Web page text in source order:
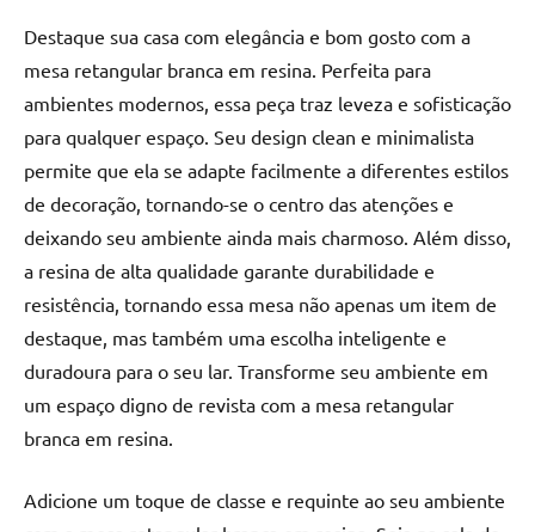
Destaque sua casa com elegância e bom gosto com a
mesa retangular branca em resina. Perfeita para
ambientes modernos, essa peça traz leveza e sofisticação
para qualquer espaço. Seu design clean e minimalista
permite que ela se adapte facilmente a diferentes estilos
de decoração, tornando-se o centro das atenções e
deixando seu ambiente ainda mais charmoso. Além disso,
a resina de alta qualidade garante durabilidade e
resistência, tornando essa mesa não apenas um item de
destaque, mas também uma escolha inteligente e
duradoura para o seu lar. Transforme seu ambiente em
um espaço digno de revista com a mesa retangular
branca em resina.
Adicione um toque de classe e requinte ao seu ambiente